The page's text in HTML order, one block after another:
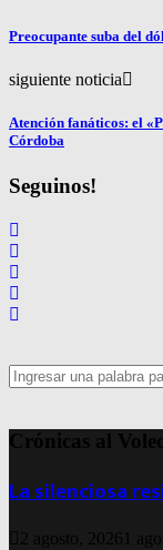
Preocupante suba del
siguiente noticia
Atención fanáticos: el
Córdoba
Seguinos!
Search
for:
Crónicas al
La silenciosa
2 agosto, 2026 1